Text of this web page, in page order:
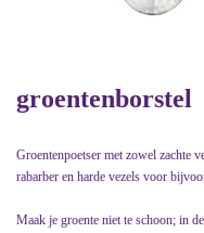
groentenborstel
Groentenpoetser met zowel zachte
rabarber en harde vezels voor
Maak je groente niet te schoon; in